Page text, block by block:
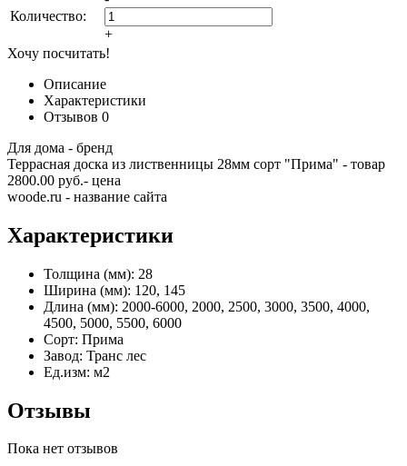
Количество:
+
Хочу посчитать!
Описание
Характеристики
Отзывов 0
Для дома - бренд
Террасная доска из лиственницы 28мм сорт "Прима" - товар
2800.00 руб.- цена
woode.ru - название сайта
Характеристики
Толщина (мм): 28
Ширина (мм): 120, 145
Длина (мм): 2000-6000, 2000, 2500, 3000, 3500, 4000,
4500, 5000, 5500, 6000
Сорт: Прима
Завод: Транс лес
Ед.изм: м2
Отзывы
Пока нет отзывов